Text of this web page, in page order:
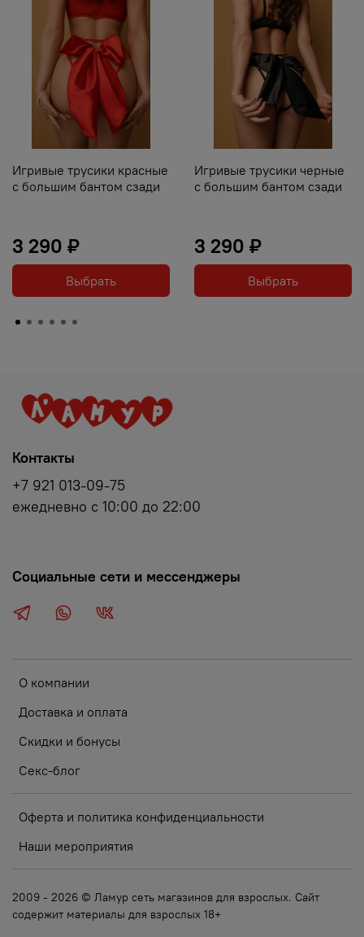
Игривые трусики красные
с большим бантом сзади
3 290 ₽
Выбрать
Игривые трусики черные
с большим бантом сзади
3 290 ₽
Выбрать
О компании
Доставка и оплата
Скидки и бонусы
Секс-блог
Оферта и политика конфиденциальности
Наши мероприятия
Контакты
+7 921 013-09-75
ежедневно с 10:00 до 22:00
Социальные сети и мессенджеры
2009 - 2026 © Ламур сеть магазинов для взрослых. Сайт
содержит материалы для взрослых 18+